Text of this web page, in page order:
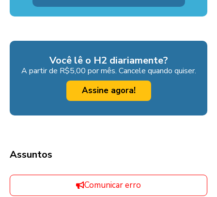
Você lê o H2 diariamente?
A partir de R$5,00 por mês. Cancele quando quiser.
Assine agora!
Assuntos
Comunicar erro